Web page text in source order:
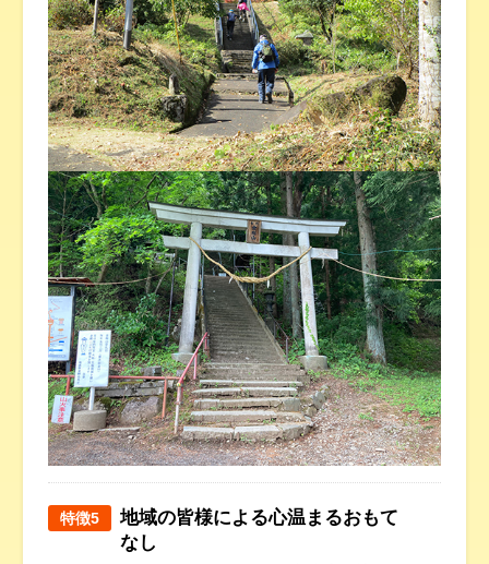
特徴5
地域の皆様による心温まるおもて
なし